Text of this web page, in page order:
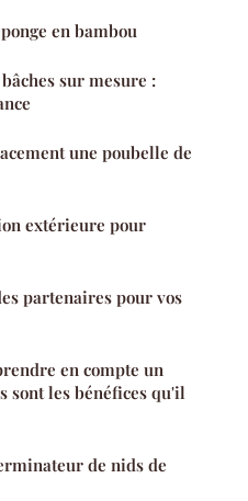
en bambou
sur mesure :
une poubelle de
extérieure pour
partenaires pour vos
en compte un
sont les bénéfices qu'il
de nids de